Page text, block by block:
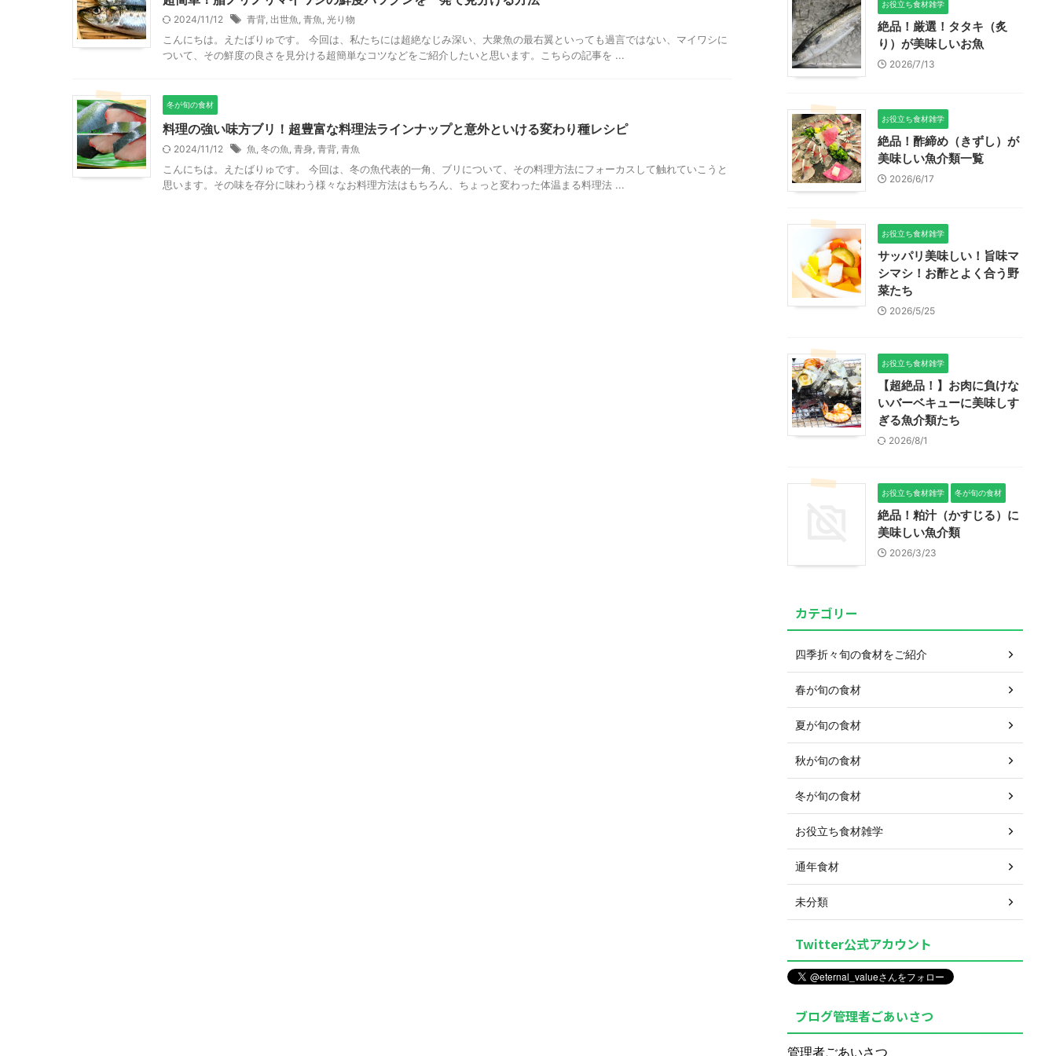
2024/11/12 青背, 出世魚, 青魚, 光り物
こんにちは。えたばりゅです。 今回は、私たちには超絶なじみ深い、大衆魚の最右翼といっても過言ではない、マイワシに
ついて、その鮮度の良さを見分ける超簡単なコツなどをご紹介したいと思います。こちらの記事を ...
冬が旬の食材
料理の強い味方ブリ！超豊富な料理法ラインナップと意外といける変わり種レシピ
2024/11/12 魚, 冬の魚, 青身, 青背, 青魚
こんにちは。えたばりゅです。 今回は、冬の魚代表的一角、ブリについて、その料理方法にフォーカスして触れていこうと
思います。その味を存分に味わう様々なお料理方法はもちろん、ちょっと変わった体温まる料理法 ...
お役立ち食材雑学
絶品！厳選！タタキ（炙
り）が美味しいお魚
2026/7/13
お役立ち食材雑学
絶品！酢締め（きずし）が
美味しい魚介類一覧
2026/6/17
お役立ち食材雑学
サッパリ美味しい！旨味マ
シマシ！お酢とよく合う野
菜たち
2026/5/25
お役立ち食材雑学
【超絶品！】お肉に負けな
いバーベキューに美味しす
ぎる魚介類たち
2026/8/1
お役立ち食材雑学 冬が旬の食材
絶品！粕汁（かすじる）に
美味しい魚介類
2026/3/23
カテゴリー
四季折々旬の食材をご紹介
春が旬の食材
夏が旬の食材
秋が旬の食材
冬が旬の食材
お役立ち食材雑学
通年食材
未分類
Twitter公式アカウント
ブログ管理者ごあいさつ
管理者ごあいさつ